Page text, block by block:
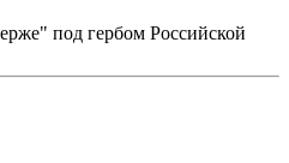
под гербом Российской